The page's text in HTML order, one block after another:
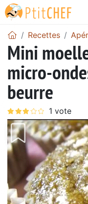
Recettes
Mini
micro-
beurre